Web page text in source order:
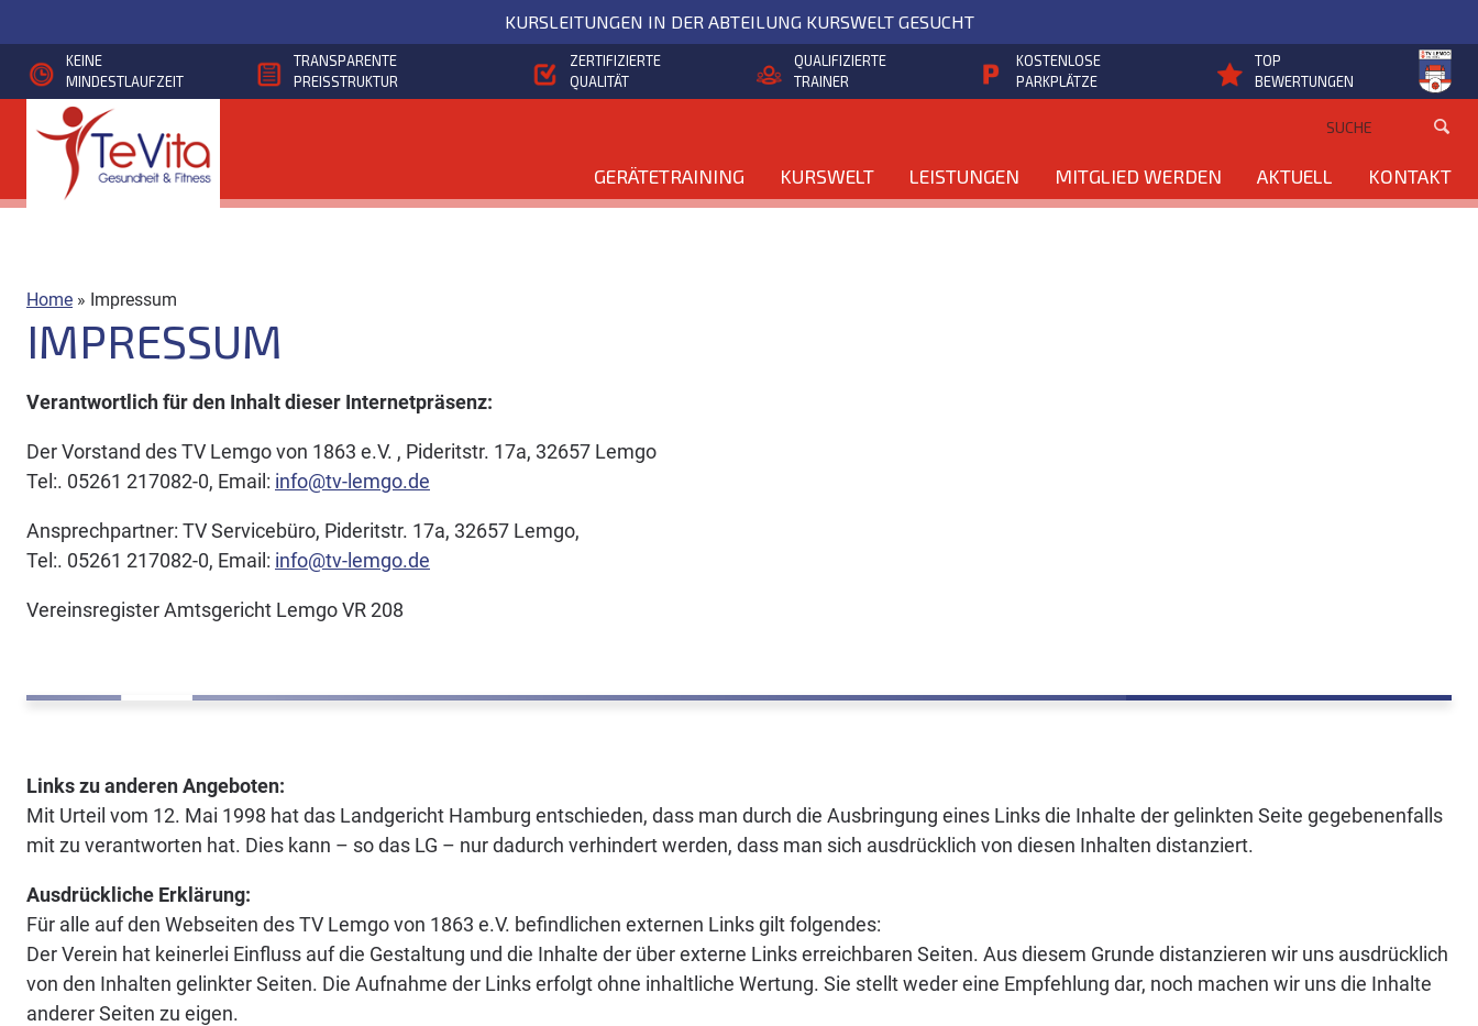
zum
Inhalt
KURSLEITUNGEN IN DER ABTEILUNG KURSWELT GESUCHT
KEINE
MINDESTLAUFZEIT
TRANSPARENTE
PREISSTRUKTUR
ZERTIFIZIERTE
QUALITÄT
QUALIFIZIERTE
TRAINER
KOSTENLOSE
PARKPLÄTZE
TOP
BEWERTUNGEN
GERÄTETRAINING KURSWELT LEISTUNGEN MITGLIED WERDEN AKTUELL KONTAKT
Home » Impressum
IMPRESSUM
Verantwortlich für den Inhalt dieser Internetpräsenz:
Der Vorstand des TV Lemgo von 1863 e.V. , Pideritstr. 17a, 32657 Lemgo
Tel:. 05261 217082-0, Email: info@tv-lemgo.de
Ansprechpartner: TV Servicebüro, Pideritstr. 17a, 32657 Lemgo,
Tel:. 05261 217082-0, Email: info@tv-lemgo.de
Vereinsregister Amtsgericht Lemgo VR 208
Links zu anderen Angeboten:
Mit Urteil vom 12. Mai 1998 hat das Landgericht Hamburg entschieden, dass man durch die Ausbringung eines Links die Inhalte der gelinkten Seite gegebenenfalls
mit zu verantworten hat. Dies kann – so das LG – nur dadurch verhindert werden, dass man sich ausdrücklich von diesen Inhalten distanziert.
Ausdrückliche Erklärung:
Für alle auf den Webseiten des TV Lemgo von 1863 e.V. befindlichen externen Links gilt folgendes:
Der Verein hat keinerlei Einfluss auf die Gestaltung und die Inhalte der über externe Links erreichbaren Seiten. Aus diesem Grunde distanzieren wir uns ausdrücklich
von den Inhalten gelinkter Seiten. Die Aufnahme der Links erfolgt ohne inhaltliche Wertung. Sie stellt weder eine Empfehlung dar, noch machen wir uns die Inhalte
anderer Seiten zu eigen.